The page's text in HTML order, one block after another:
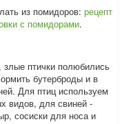
из помидоров: рецепт
с помидорами.
птички полюбились
бутерброды и в
Для птиц используем
видов, для свиней -
сосиски для носа и